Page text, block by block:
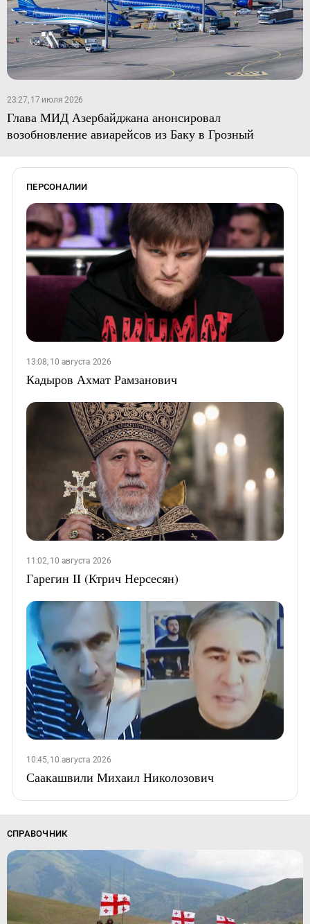
23:27, 17 июля 2026
Глава МИД Азербайджана анонсировал
возобновление авиарейсов из Баку в Грозный
ПЕРСОНАЛИИ
13:08, 10 августа 2026
Кадыров Ахмат Рамзанович
11:02, 10 августа 2026
Гарегин II (Ктрич Нерсесян)
10:45, 10 августа 2026
Саакашвили Михаил Николозович
СПРАВОЧНИК